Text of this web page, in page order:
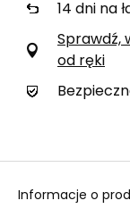
14 dni na
Sprawdź,
od ręki
Informacje o